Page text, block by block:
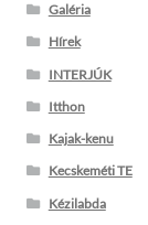
Galéria
Hírek
INTERJÚK
Itthon
Kajak-kenu
Kecskeméti TE
Kézilabda